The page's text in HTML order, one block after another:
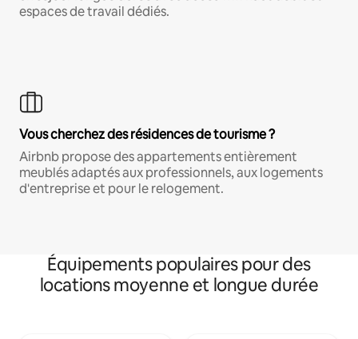
espaces de travail dédiés.
Vous cherchez des résidences de tourisme ?
Airbnb propose des appartements entièrement
meublés adaptés aux professionnels, aux logements
d'entreprise et pour le relogement.
Équipements populaires pour des
locations moyenne et longue durée